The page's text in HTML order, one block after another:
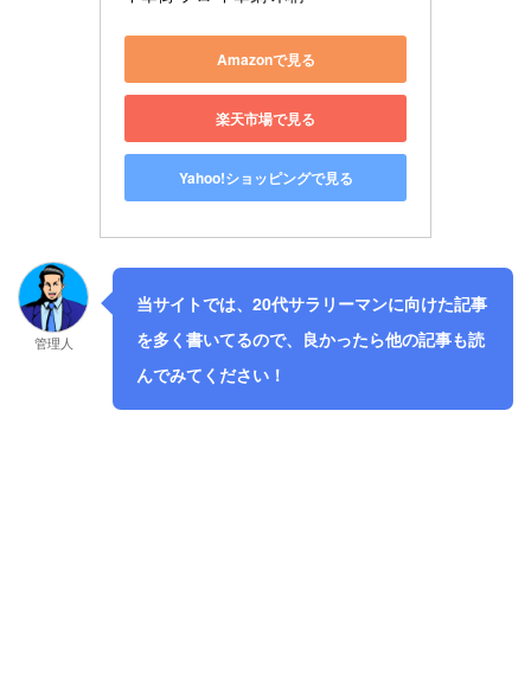
Amazonで見る
楽天市場で見る
Yahoo!ショッピングで見る
管理人
当サイトでは、20代サラリーマンに向けた記事
を多く書いてるので、良かったら他の記事も読
んでみてください！